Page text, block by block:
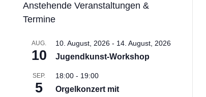
Anstehende Veranstaltungen &
Termine
AUG.
10
10. August, 2026- 14. August, 2026
Jugendkunst-Workshop
SEP.
5
18:00- 19:00
Orgelkonzert mit